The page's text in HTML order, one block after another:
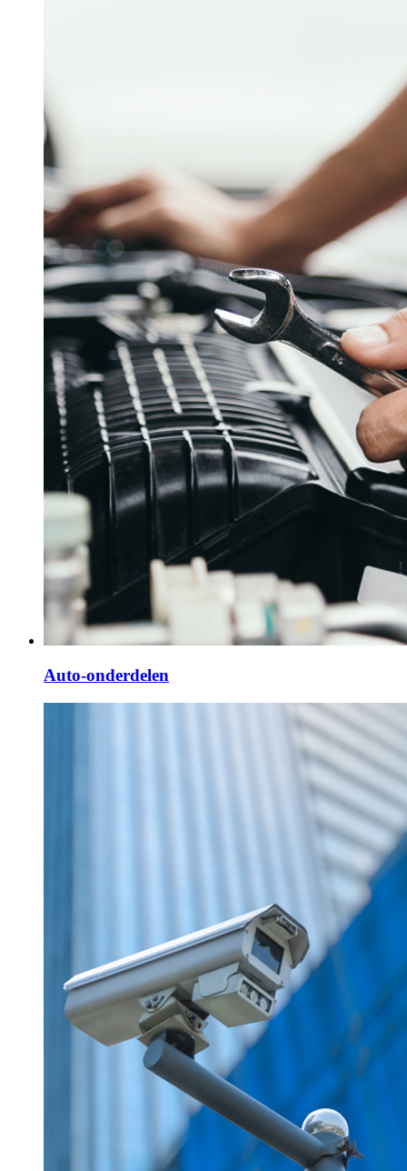
Auto-onderdelen